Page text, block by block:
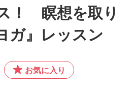
！ 瞑想を取り
ガ』レッスン
お気に入り